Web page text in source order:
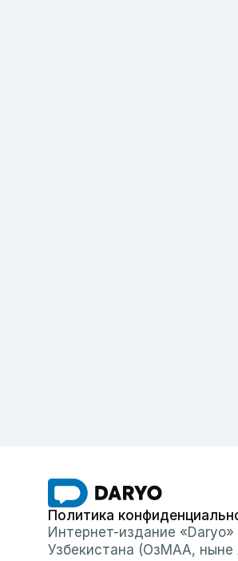
Политика
Интернет-издание
Узбекистана (ОзМАА, ныне